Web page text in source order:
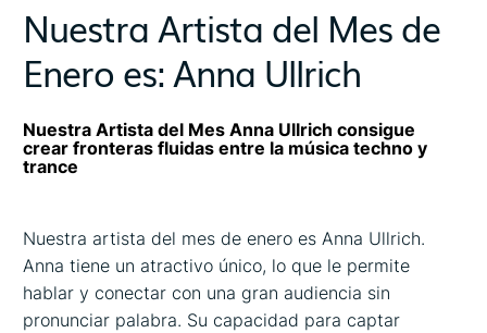
Nuestra Artista del Mes de
Enero es: Anna Ullrich
Nuestra Artista del Mes Anna Ullrich consigue
crear fronteras fluidas entre la música techno y
trance
Nuestra artista del mes de enero es Anna Ullrich.
Anna tiene un atractivo único, lo que le permite
hablar y conectar con una gran audiencia sin
pronunciar palabra. Su capacidad para captar